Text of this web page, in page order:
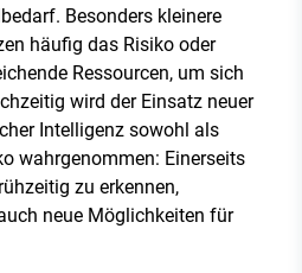
Besonders kleinere
häufig das Risiko oder
Ressourcen, um sich
wird der Einsatz neuer
Intelligenz sowohl als
wahrgenommen: Einerseits
zu erkennen,
neue Möglichkeiten für